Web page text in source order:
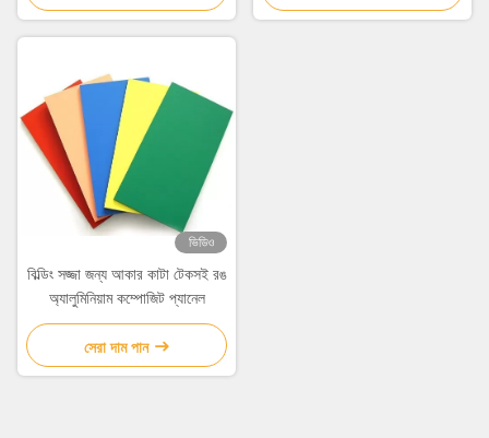
ভিডিও
বিল্ডিং সজ্জা জন্য আকার কাটা টেকসই রঙ
অ্যালুমিনিয়াম কম্পোজিট প্যানেল
সেরা দাম পান